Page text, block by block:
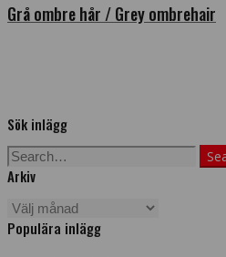
Grå ombre hår / Grey ombrehair
Sök inlägg
Search
for:
Arkiv
Arkiv
Populära inlägg